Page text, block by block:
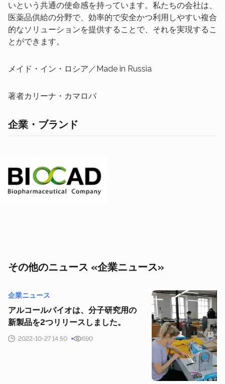
いという共通の使命感を持っています。私たちの会社は、
医薬品供給の分野で、効率的で安全かつ利用しやすい複合
的なソリューションを提供することで、それを実現するこ
とができます。
メイド・イン・ロシア／Made in Russia
著者カリーナ・カマロバ
企業・ブランド
その他のニュース «企業ニュース»
企業ニュース
アルコールバイオは、分子研究用の
新製品を2つリリースしました。
2022-10-27 14:50 690